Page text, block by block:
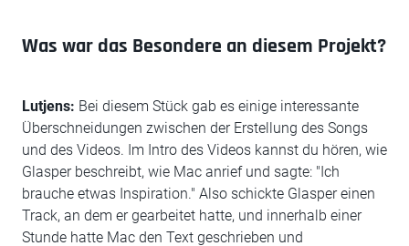
Was war das Besondere an diesem Projekt?
Lutjens: Bei diesem Stück gab es einige interessante
Überschneidungen zwischen der Erstellung des Songs
und des Videos. Im Intro des Videos kannst du hören, wie
Glasper beschreibt, wie Mac anrief und sagte: "Ich
brauche etwas Inspiration." Also schickte Glasper einen
Track, an dem er gearbeitet hatte, und innerhalb einer
Stunde hatte Mac den Text geschrieben und